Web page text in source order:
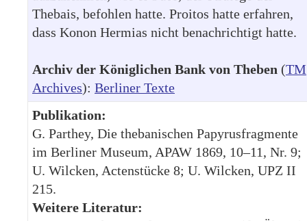
Thebais, befohlen hatte. Proitos hatte erfahren,
dass Konon Hermias nicht benachrichtigt hatte.
Archiv der Königlichen Bank von Theben (TM
Archives): Berliner Texte
Publikation:
G. Parthey, Die thebanischen Papyrusfragmente
im Berliner Museum, APAW 1869, 10–11, Nr. 9;
U. Wilcken, Actenstücke 8; U. Wilcken, UPZ II
215.
Weitere Literatur: